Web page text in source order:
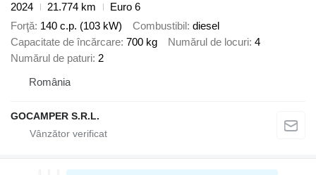
2024
21.774 km
Euro 6
Forţă 140 c.p. (103 kW) Combustibil diesel
Capacitate de încărcare 700 kg Numărul de locuri 4
Numărul de paturi 2
România
GOCAMPER S.R.L.